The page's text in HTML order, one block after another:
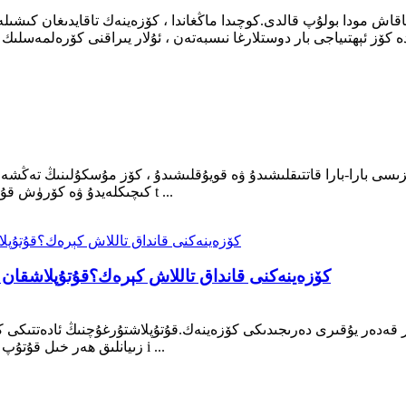
مودا بولۇپ قالدى.كوچىدا ماڭغاندا ، كۆزەينەك تاقايدىغان
بارا-بارا قاتتىقلىشىدۇ ۋە قويۇقلىشىدۇ ، كۆز مۇسكۇلىنىڭ
كىچىكلەيدۇ ۋە كۆرۈش قۇۋۋىتى تۆۋەنلەيدۇ.داۋالاش نۇقتىسىدىن ئېيتقاندا ، كىشىلەر t ...
كۆزەينەكنى قانداق تاللاش
يۇقىرى دەرىجىدىكى كۆزەينەك.قۇتۇپلاشتۇرغۇچنىڭ ئادەتتىكى
زىيانلىق ھەر خىل قۇتۇپ نۇرىنى ئۈنۈملۈك توسىدۇ ۋە سۈزەلەيدۇ.قۇتۇپلاشقان نۇر i ...